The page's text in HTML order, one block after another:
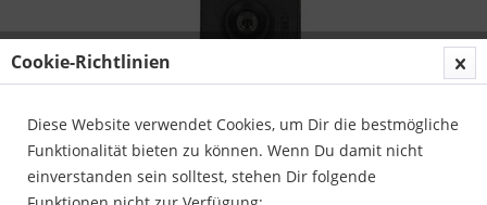
Cookie-Richtlinien
Diese Website verwendet Cookies, um Dir die bestmögliche
Funktionalität bieten zu können. Wenn Du damit nicht
einverstanden sein solltest, stehen Dir folgende